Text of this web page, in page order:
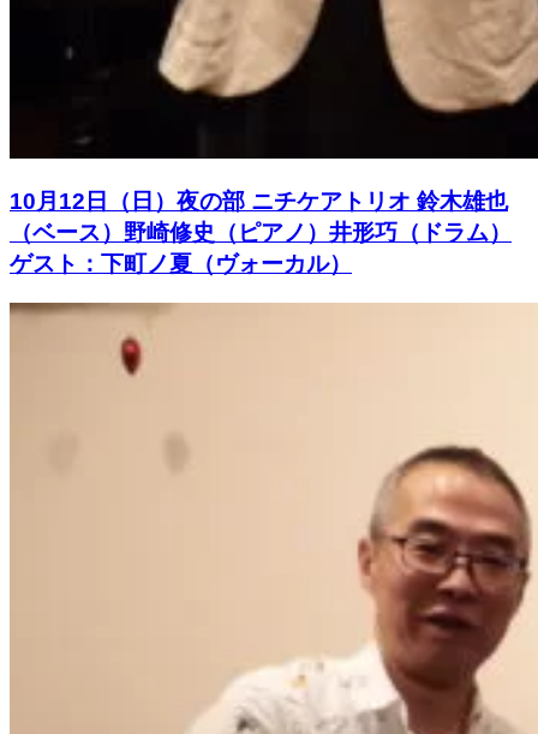
10月12日（日）夜の部 ニチケアトリオ 鈴木雄也
（ベース）野崎修史（ピアノ）井形巧（ドラム）
ゲスト：下町ノ夏（ヴォーカル）